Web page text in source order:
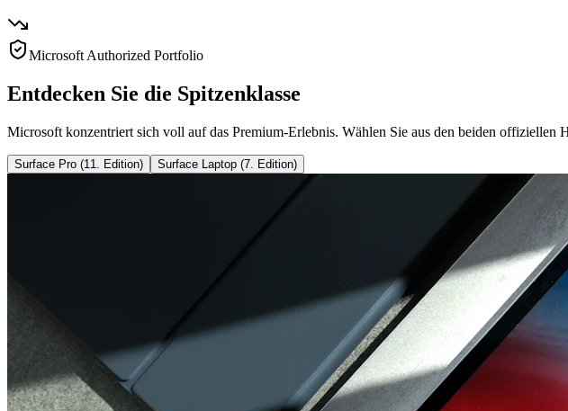
Microsoft Authorized Portfolio
Entdecken Sie die Spitzenklasse
Microsoft konzentriert sich voll auf das Premium-Erlebnis. Wählen Sie aus den beiden
Surface Pro (11. Edition) Surface Laptop (7. Edition)